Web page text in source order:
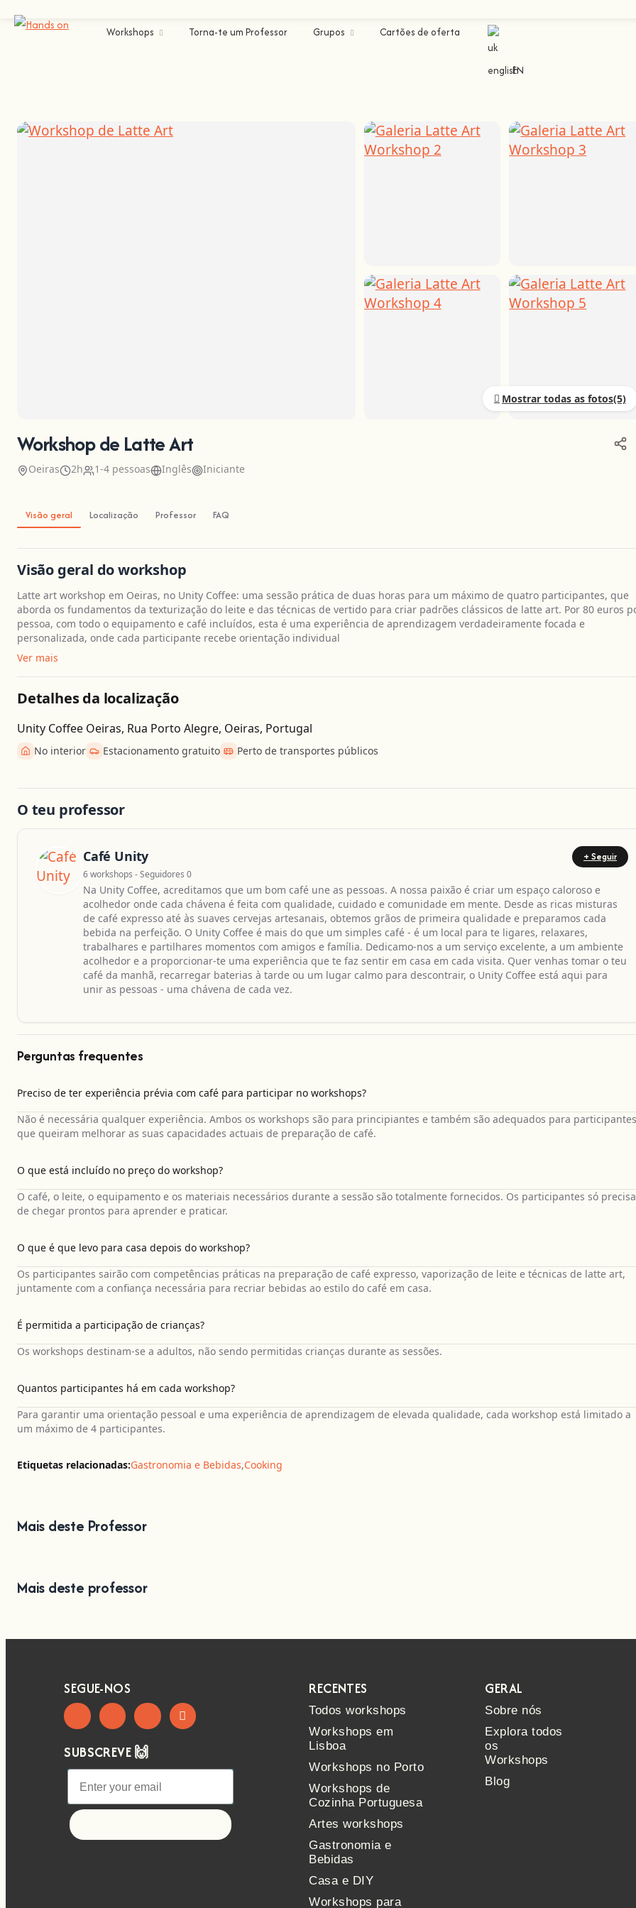
Workshops Torna-te um Professor Grupos Cartões de oferta
EN
Mostrar todas as fotos
Workshop de Latte Art
Oeiras 2h 1-4 pessoas Inglês Iniciante
Visão geral Localização Professor FAQ
Visão geral do workshop
Latte art workshop em Oeiras, no Unity Coffee: uma sessão prática de duas horas para um máximo de quatro participantes, que
aborda os fundamentos da texturização do leite e das técnicas de vertido para criar padrões clássicos de latte art. Por 80 euros
pessoa, com todo o equipamento e café incluídos, esta é uma experiência de aprendizagem verdadeiramente focada e
personalizada, onde cada participante recebe orientação individual
Ver mais
Detalhes da localização
Unity Coffee Oeiras, Rua Porto Alegre, Oeiras, Portugal
No interior Estacionamento gratuito Perto de transportes públicos
O teu professor
Café Unity
+ Seguir
6 workshops - Seguidores 0
Na Unity Coffee, acreditamos que um bom café une as pessoas. A nossa paixão é criar um espaço caloroso e
acolhedor onde cada chávena é feita com qualidade, cuidado e comunidade em mente. Desde as ricas misturas
de café expresso até às suaves cervejas artesanais, obtemos grãos de primeira qualidade e preparamos cada
bebida na perfeição. O Unity Coffee é mais do que um simples café - é um local para te ligares, relaxares,
trabalhares e partilhares momentos com amigos e família. Dedicamo-nos a um serviço excelente, a um ambiente
acolhedor e a proporcionar-te uma experiência que te faz sentir em casa em cada visita. Quer venhas tomar o teu
café da manhã, recarregar baterias à tarde ou um lugar calmo para descontrair, o Unity Coffee está aqui para
unir as pessoas - uma chávena de cada vez.
Perguntas frequentes
Preciso de ter experiência prévia com café para participar no workshops?
Não é necessária qualquer experiência. Ambos os workshops são para principiantes e também são adequados para participantes
que queiram melhorar as suas capacidades actuais de preparação de café.
O que está incluído no preço do workshop?
O café, o leite, o equipamento e os materiais necessários durante a sessão são totalmente fornecidos. Os participantes só
de chegar prontos para aprender e praticar.
O que é que levo para casa depois do workshop?
Os participantes sairão com competências práticas na preparação de café expresso, vaporização de leite e técnicas de latte art,
juntamente com a confiança necessária para recriar bebidas ao estilo do café em casa.
É permitida a participação de crianças?
Os workshops destinam-se a adultos, não sendo permitidas crianças durante as sessões.
Quantos participantes há em cada workshop?
Para garantir uma orientação pessoal e uma experiência de aprendizagem de elevada qualidade, cada workshop está limitado a
um máximo de 4 participantes.
Etiquetas relacionadas:Gastronomia e Bebidas,Cooking
Mais deste Professor
Mais deste professor
SEGUE-NOS
SUBSCREVE 🙌
RECENTES
Todos workshops
Workshops em
Lisboa
Workshops no Porto
Workshops de
Cozinha Portuguesa
Artes workshops
Gastronomia e
Bebidas
Casa e DIY
Workshops para
GERAL
Sobre nós
Explora todos
os
Workshops
Blog